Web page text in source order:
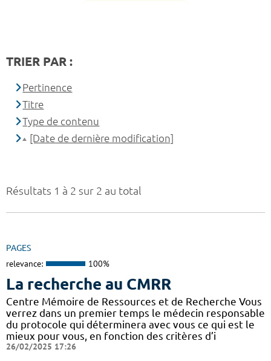
Résultats 1 à 2 sur 2 au total
PAGES
relevance: 100%
La recherche au CMRR
Centre Mémoire de Ressources et de Recherche Vous
verrez dans un premier temps le médecin responsable
du protocole qui déterminera avec vous ce qui est le
mieux pour vous, en fonction des critères d’i
26/02/2025 17:26
TRIER PAR :
Pertinence
Titre
Type de contenu
[Date de dernière modification]